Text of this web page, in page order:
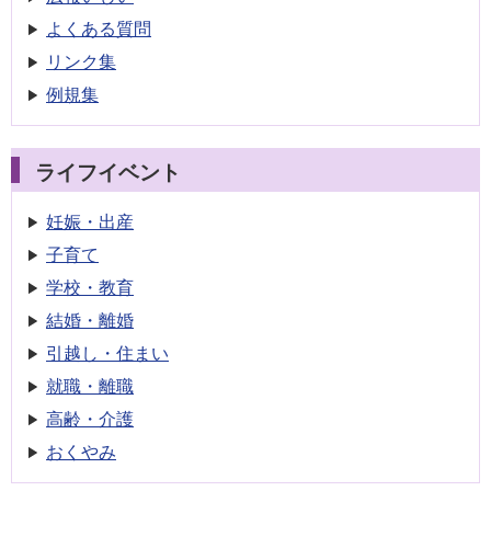
よくある質問
リンク集
例規集
ライフイベント
妊娠・出産
子育て
学校・教育
結婚・離婚
引越し・住まい
就職・離職
高齢・介護
おくやみ